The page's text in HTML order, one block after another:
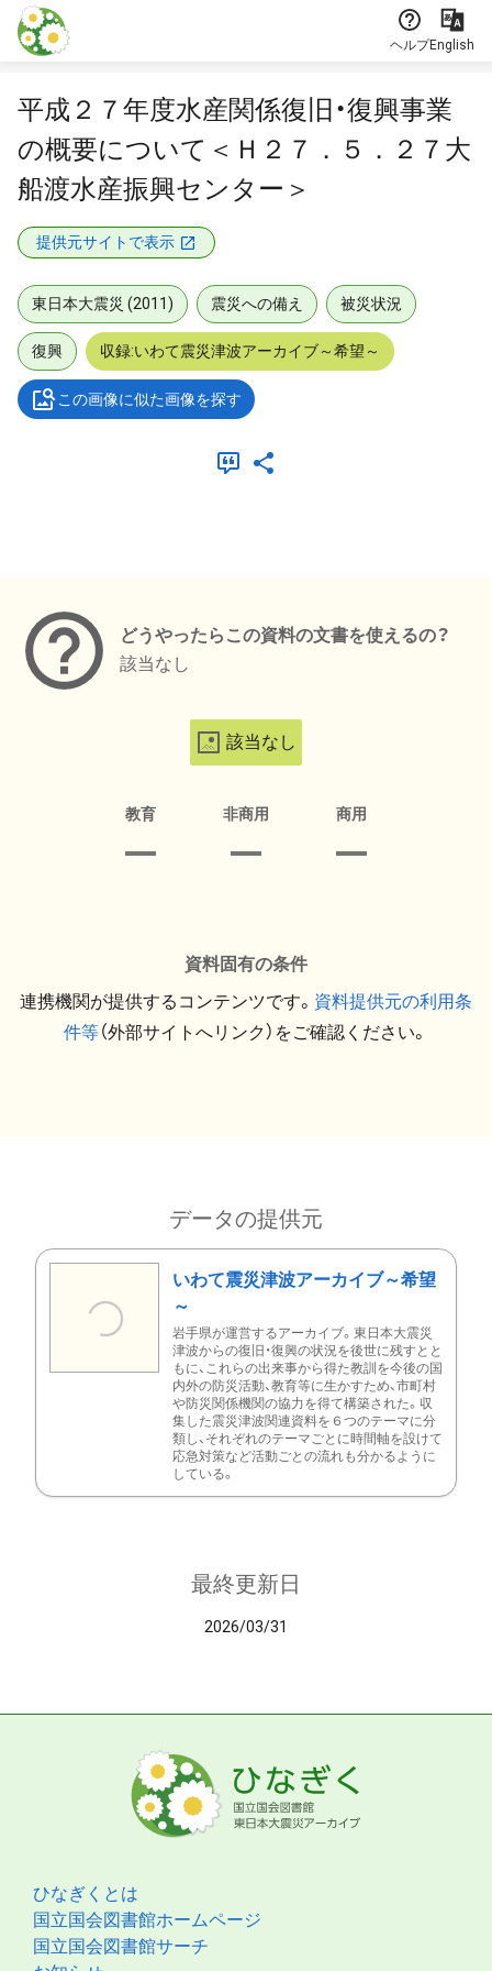
本文に飛ぶ
ヘルプEnglish
平成２７年度水産関係復旧・復興事業
の概要について＜Ｈ２７．５．２７大
船渡水産振興センター＞
提供元サイトで表示
東日本大震災 (2011) 震災への備え 被災状況
復興 収録:いわて震災津波アーカイブ～希望～
この画像に似た画像を探す
どうやったらこの資料の文書を使えるの？
該当なし
該当なし
教育 非商用 商用
資料固有の条件
連携機関が提供するコンテンツです。 資料提供元の利用条
件等（外部サイトへリンク）をご確認ください。
データの提供元
いわて震災津波アーカイブ～希望
～
岩手県が運営するアーカイブ。東日本大震災
津波からの復旧・復興の状況を後世に残すとと
もに、これらの出来事から得た教訓を今後の国
内外の防災活動、教育等に生かすため、市町村
や防災関係機関の協力を得て構築された。収
集した震災津波関連資料を６つのテーマに分
類し、それぞれのテーマごとに時間軸を設けて
応急対策など活動ごとの流れも分かるように
している。
最終更新日
2026/03/31
ひなぎくとは
国立国会図書館ホームページ
国立国会図書館サーチ